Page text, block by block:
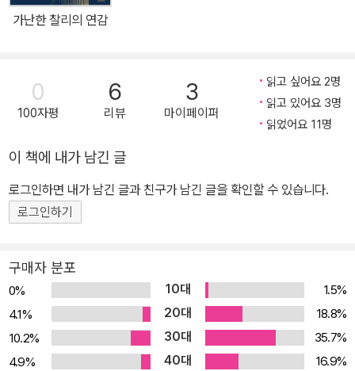
가난한 찰리의 연감
0
100자평
6
리뷰
3
마이페이퍼
읽고 싶어요 2명
읽고 있어요 3명
읽었어요 11명
이 책에 내가 남긴 글
로그인하면 내가 남긴 글과 친구가 남긴 글을 확인할 수 있습니다.
로그인하기
구매자 분포
0% 10대
1.5%
4.1%
20대
18.8%
10.2%
30대
35.7%
4.9%
40대
16.9%